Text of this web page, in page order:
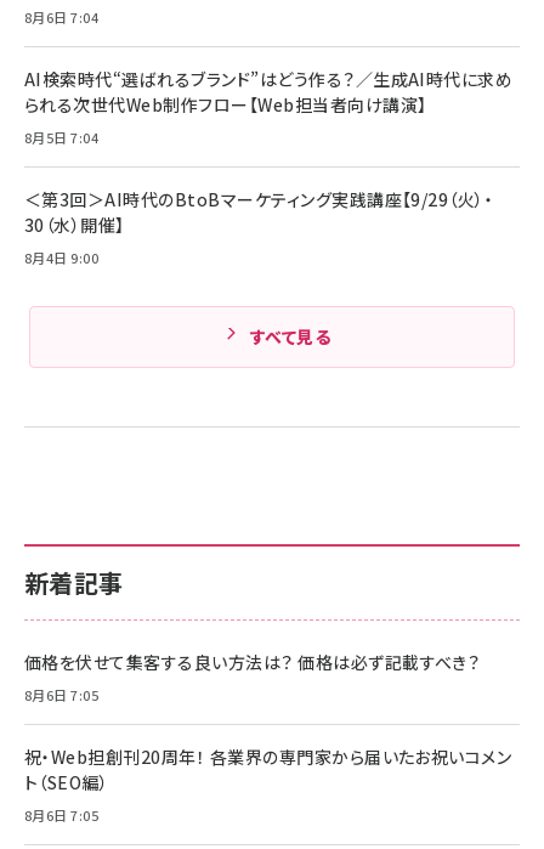
Amazonランキングをもっと見る
ケーブル Anker絡まないケーブル 240W 結束バン
ド付き USB PD対応 シリコン素材採用 iPhone
17 / 16 / 15 / Galaxy iPad Pro MacBook
Pro/Air 各種対応 (1.8m ミッドナイトブラック)
￥1,890
￥4,857
新着記事
価格を伏せて集客する良い方法は？ 価格は必ず記載すべき？
8月6日 7:05
祝・Web担創刊20周年！ 各業界の専門家から届いたお祝いコメン
ト（SEO編）
8月6日 7:05
8月6日 7:04
AI検索時代“選ばれるブランド”はどう作る？／生成AI時代に求め
られる次世代Web制作フロー【Web担当者向け講演】
8月5日 7:04
＜第3回＞AI時代のBtoBマーケティング実践講座【9/29（火）・
30（水）開催】
8月4日 9:00
すべて見る